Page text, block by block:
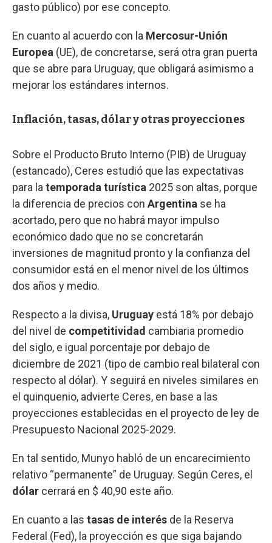
gasto público) por ese concepto.
En cuanto al acuerdo con la Mercosur-Unión
Europea (UE), de concretarse, será otra gran puerta
que se abre para Uruguay, que obligará asimismo a
mejorar los estándares internos.
Inflación, tasas, dólar y otras proyecciones
Sobre el Producto Bruto Interno (PIB) de Uruguay
(estancado), Ceres estudió que las expectativas
para la temporada turística 2025 son altas, porque
la diferencia de precios con Argentina se ha
acortado, pero que no habrá mayor impulso
económico dado que no se concretarán
inversiones de magnitud pronto y la confianza del
consumidor está en el menor nivel de los últimos
dos años y medio.
Respecto a la divisa, Uruguay está 18% por debajo
del nivel de competitividad cambiaria promedio
del siglo, e igual porcentaje por debajo de
diciembre de 2021 (tipo de cambio real bilateral con
respecto al dólar). Y seguirá en niveles similares en
el quinquenio, advierte Ceres, en base a las
proyecciones establecidas en el proyecto de ley de
Presupuesto Nacional 2025-2029.
En tal sentido, Munyo habló de un encarecimiento
relativo “permanente” de Uruguay. Según Ceres, el
dólar cerrará en $ 40,90 este año.
En cuanto a las tasas de interés de la Reserva
Federal (Fed), la proyección es que siga bajando